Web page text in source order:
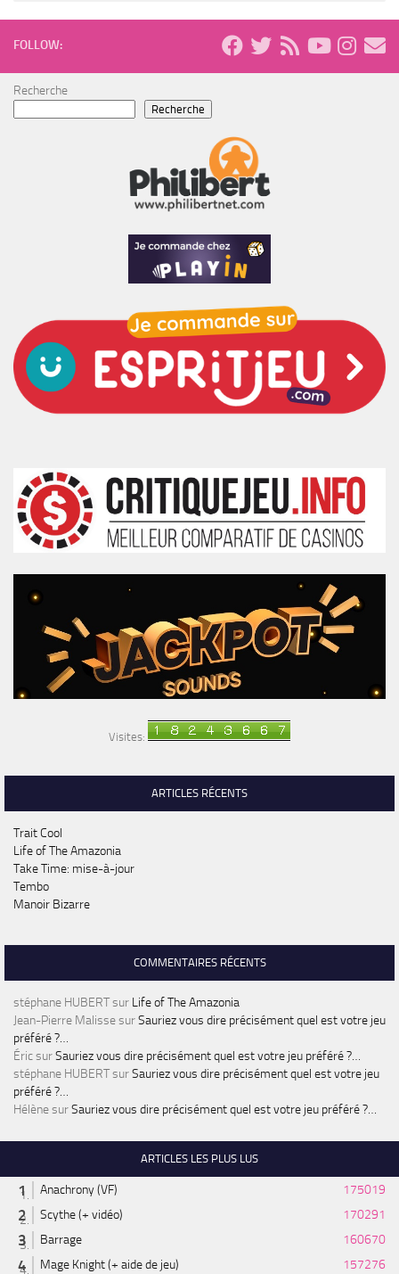
FOLLOW:
Recherche
Recherche
Visites:
ARTICLES RÉCENTS
Trait Cool
Life of The Amazonia
Take Time: mise-à-jour
Tembo
Manoir Bizarre
COMMENTAIRES RÉCENTS
stéphane HUBERTsur Life of The Amazonia
Jean-Pierre MalissesurSauriez vous dire précisément quel est votre jeu
préféré ?…
ÉricsurSauriez vous dire précisément quel est votre jeu préféré ?…
stéphane HUBERTsurSauriez vous dire précisément quel est votre jeu
préféré ?…
HélènesurSauriez vous dire précisément quel est votre jeu préféré ?…
ARTICLES LES PLUS LUS
Anachrony (VF)
175019
Scythe (+ vidéo)
170291
Barrage
160670
Mage Knight (+ aide de jeu)
157276